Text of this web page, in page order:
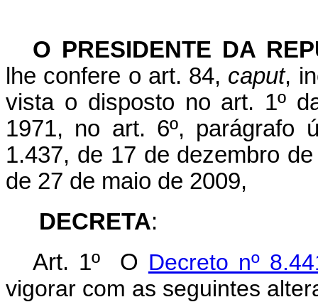
O PRESIDENTE DA
lhe confere o art. 84, caput,
vista o disposto no art. 1º
1971, no art. 6º, parágrafo
1.437, de 17 de dezembro
de 27 de maio de 2009,
DECRETA:
Art. 1º O Decreto nº
vigorar com as seguintes